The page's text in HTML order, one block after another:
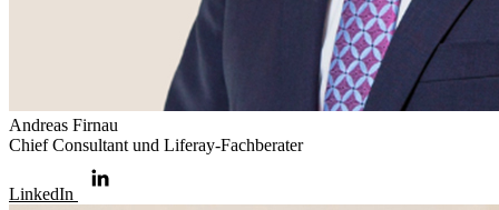
Andreas Firnau
Chief Consultant und Liferay-Fachberater
LinkedIn